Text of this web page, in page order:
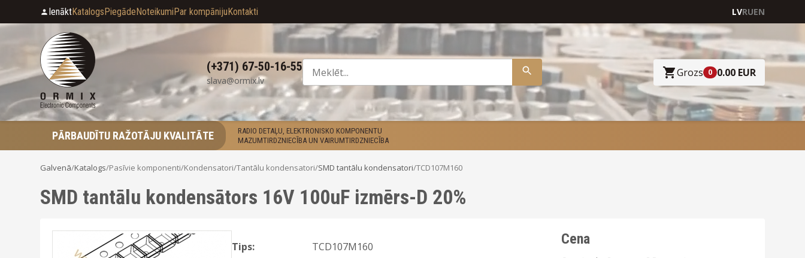
IenāktKatalogsPiegādeNoteikumiPar kompānijuKontakti LVRUEN
(+371) 67-50-16-55
slava@ormix.lv
Grozs 0 0.00 EUR
PĀRBAUDĪTU RAŽOTĀJU KVALITĀTE
RADIO DETAĻU, ELEKTRONISKO KOMPONENTU
MAZUMTIRDZNIECĪBA UN VAIRUMTIRDZNIECĪBA
Galvenā/Katalogs/Pasīvie komponenti/Kondensatori/Tantālu kondensatori/SMD tantālu kondensatori/TCD107M160
SMD tantālu kondensātors 16V 100uF izmērs-D 20%
Tips:
TCD107M160
Cena